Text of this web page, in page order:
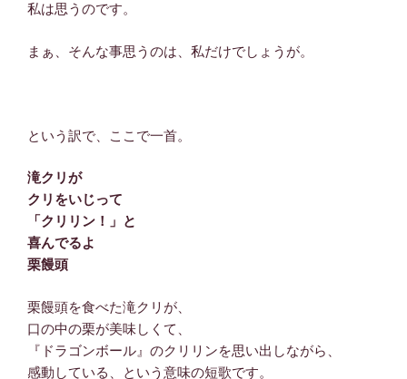
私は思うのです。
まぁ、そんな事思うのは、私だけでしょうが。
という訳で、ここで一首。
滝クリが
クリをいじって
「クリリン！」と
喜んでるよ
栗饅頭
栗饅頭を食べた滝クリが、
口の中の栗が美味しくて、
『ドラゴンボール』のクリリンを思い出しながら、
感動している、という意味の短歌です。